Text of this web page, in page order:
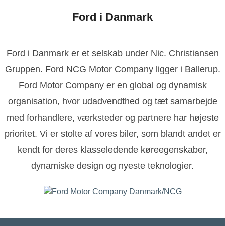
Ford i Danmark
Ford i Danmark er et selskab under Nic. Christiansen
Gruppen. Ford NCG Motor Company ligger i Ballerup.
Ford Motor Company er en global og dynamisk
organisation, hvor udadvendthed og tæt samarbejde
med forhandlere, værksteder og partnere har højeste
prioritet. Vi er stolte af vores biler, som blandt andet er
kendt for deres klasseledende køreegenskaber,
dynamiske design og nyeste teknologier.